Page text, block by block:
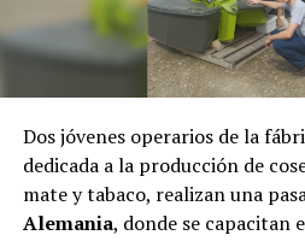
El pasado jueves, el fiscal
Fiscalía de Instrucción Uno de
dejar sin efecto eldesalojo,
regresaron a la comunidad.
Dos jóvenes operarios de la
dedicada a la producción de
mate y tabaco, realizan una
Alemania, donde se capacitan